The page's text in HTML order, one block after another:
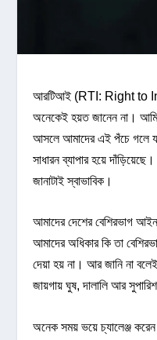
আরটিআই (RTI: Right to
অনেকেই হয়ত জানেন না।
আসলে আমাদের এই পঁচে গলে
সাধারন ব্যাপার হয়ে
জানাটাই স্বাভাবিক।
আমাদের দেশের বেশিরভাগ
আমাদের অধিকার কি তা
দেয়া হয় না। আর জানি না
জায়গায় ঘুষ, দালালি আর
অনেক সময় ভয়ে চ্যালেঞ্জ